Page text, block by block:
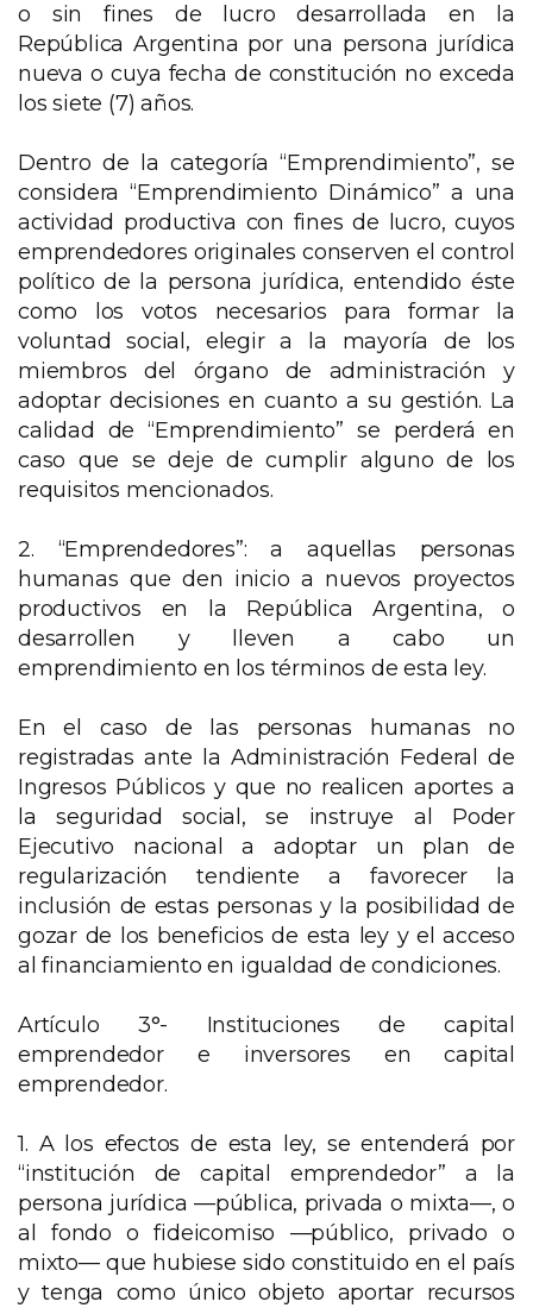
o sin fines de lucro desarrollada en la
República Argentina por una persona jurídica
nueva o cuya fecha de constitución no exceda
los siete (7) años.
Dentro de la categoría “Emprendimiento”, se
considera “Emprendimiento Dinámico” a una
actividad productiva con fines de lucro, cuyos
emprendedores originales conserven el control
político de la persona jurídica, entendido éste
como los votos necesarios para formar la
voluntad social, elegir a la mayoría de los
miembros del órgano de administración y
adoptar decisiones en cuanto a su gestión. La
calidad de “Emprendimiento” se perderá en
caso que se deje de cumplir alguno de los
requisitos mencionados.
2. “Emprendedores”: a aquellas personas
humanas que den inicio a nuevos proyectos
productivos en la República Argentina, o
desarrollen y lleven a cabo un
emprendimiento en los términos de esta ley.
En el caso de las personas humanas no
registradas ante la Administración Federal de
Ingresos Públicos y que no realicen aportes a
la seguridad social, se instruye al Poder
Ejecutivo nacional a adoptar un plan de
regularización tendiente a favorecer la
inclusión de estas personas y la posibilidad de
gozar de los beneficios de esta ley y el acceso
al financiamiento en igualdad de condiciones.
Artículo 3°- Instituciones de capital
emprendedor e inversores en capital
emprendedor.
1. A los efectos de esta ley, se entenderá por
“institución de capital emprendedor” a la
persona jurídica —pública, privada o mixta—, o
al fondo o fideicomiso —público, privado o
mixto— que hubiese sido constituido en el país
y tenga como único objeto aportar recursos